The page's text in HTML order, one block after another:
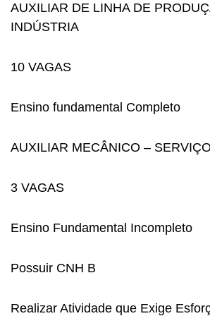
AUXILIAR DE LINHA DE
INDÚSTRIA
10 VAGAS
Ensino fundamental Completo
AUXILIAR MECÂNICO – SERVIÇO
3 VAGAS
Ensino Fundamental Incompleto
Possuir CNH B
Realizar Atividade que Exige